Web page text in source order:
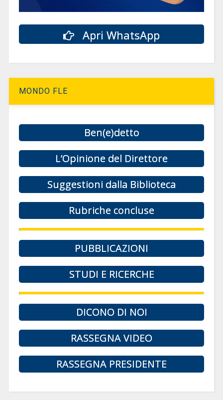
Apri WhatsApp
MONDO FLE
Ben(e)detto
L’Opinione del Direttore
Suggestioni dalla Biblioteca
Rubriche concluse
PUBBLICAZIONI
STUDI E RICERCHE
DICONO DI NOI
RASSEGNA VIDEO
RASSEGNA PRESIDENTE